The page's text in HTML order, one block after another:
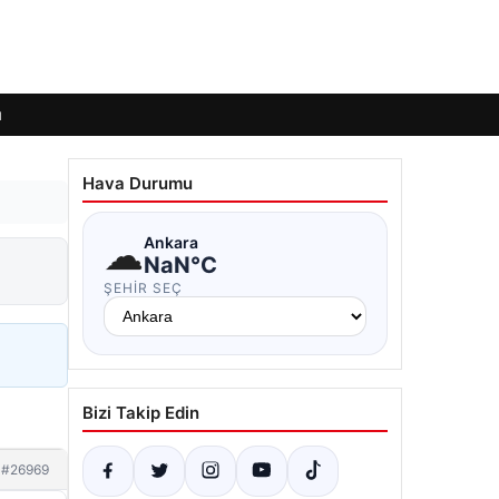
#26969
Hava Durumu
☁Ankara
NaN°C
ŞEHIR SEÇ
Bizi Takip Edin